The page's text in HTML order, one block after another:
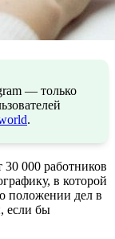
— только
.
000 работников
в которой
положении дел в
если бы